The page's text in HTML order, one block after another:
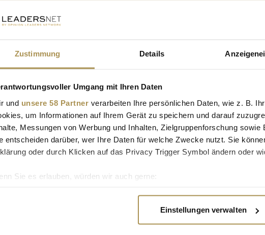
Zustimmung Details
Umgang mit Ihren Daten
und unsere 58 Partner verarbeiten Ihre persönlichen Daten, wie z. B.
um Informationen auf Ihrem Gerät zu speichern und darauf
Messungen von Werbung und Inhalten, Zielgruppenforschung
entscheiden darüber, wer Ihre Daten für welche Zwecke nutzt. Sie
oder durch Klicken auf das Privacy Trigger Symbol ändern oder
Sie es erlauben, würden wir auch gerne:
Sie mehr darüber, wie Ihre persönlichen Daten verarbeitet werden,
Einstellungen verwalten
die genau diese Wortgruppe enthalten: Setzen Sie die gesuchten
Anführungszeichen: zb "Vorname Nachname".
Offensive verändert den Onlinehandel grundlegend
Google I/O wurde klar: Google will nicht mehr nur die
zum Web sein, sondern die zentrale Transaktionsplattform für den
Durch die tiefe Integration der KI-Plattform Gemini verwandelt sich die
in einen autonomen...
die der KI bessere Antworten entlocken
ist schnell, präzise – und manchmal erstaunlich oberflächlich.
Fragen stellt, bekommt mehr als nur Standardwissen. Diese fünf
zielen darauf ab, qualitativ bessere und tiefere Antworten aus der KI
Die folgenden Meta-Prompts...